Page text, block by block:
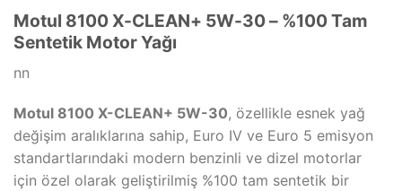
Motul 8100 X-CLEAN+ 5W-30 – %100 Tam
Sentetik Motor Yağı
nn
Motul 8100 X-CLEAN+ 5W-30, özellikle esnek yağ
değişim aralıklarına sahip, Euro IV ve Euro 5 emisyon
standartlarındaki modern benzinli ve dizel motorlar
için özel olarak geliştirilmiş %100 tam sentetik bir